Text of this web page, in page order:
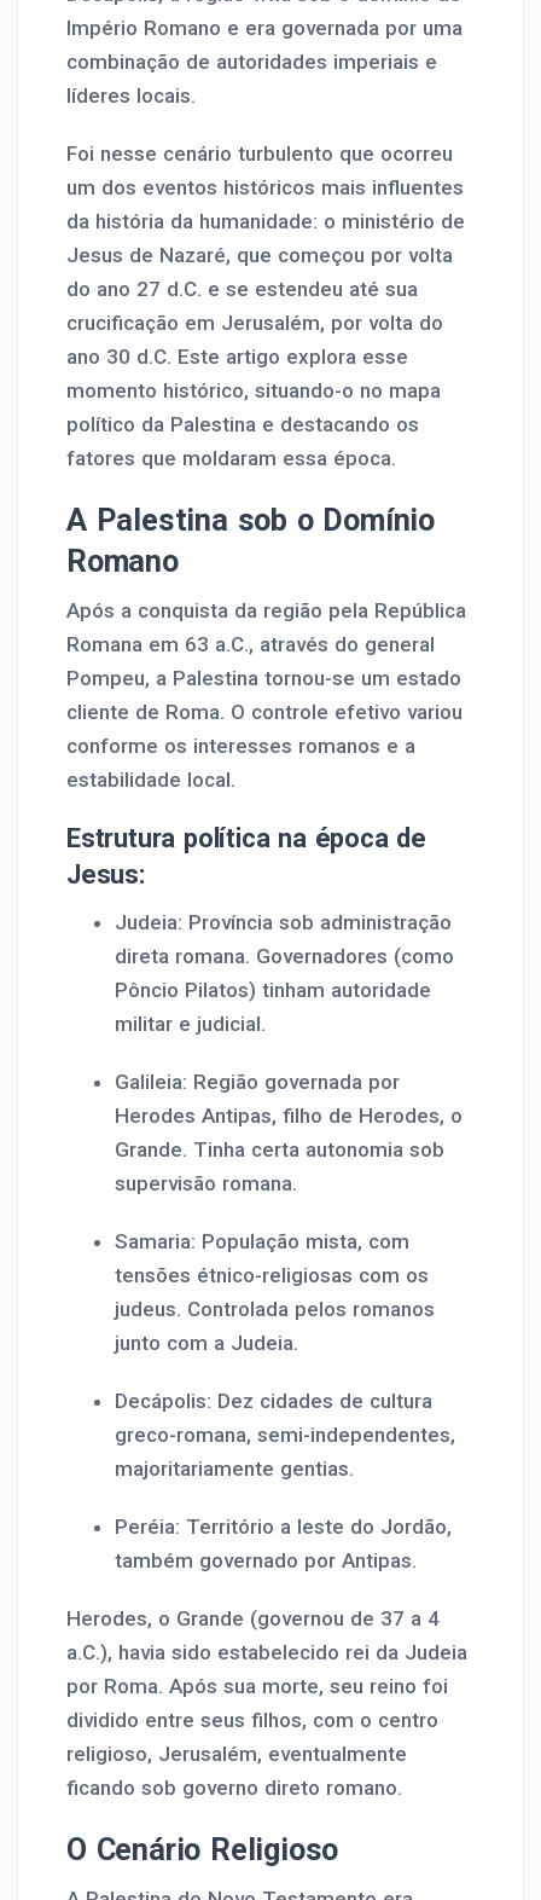
Império Romano e era governada por uma
combinação de autoridades imperiais e
líderes locais.
Foi nesse cenário turbulento que ocorreu
um dos eventos históricos mais influentes
da história da humanidade: o ministério de
Jesus de Nazaré, que começou por volta
do ano 27 d.C. e se estendeu até sua
crucificação em Jerusalém, por volta do
ano 30 d.C. Este artigo explora esse
momento histórico, situando-o no mapa
político da Palestina e destacando os
fatores que moldaram essa época.
A Palestina sob o Domínio
Romano
Após a conquista da região pela República
Romana em 63 a.C., através do general
Pompeu, a Palestina tornou-se um estado
cliente de Roma. O controle efetivo variou
conforme os interesses romanos e a
estabilidade local.
Estrutura política na época de
Jesus:
Judeia: Província sob administração
direta romana. Governadores (como
Pôncio Pilatos) tinham autoridade
militar e judicial.
Galileia: Região governada por
Herodes Antipas, filho de Herodes, o
Grande. Tinha certa autonomia sob
supervisão romana.
Samaria: População mista, com
tensões étnico-religiosas com os
judeus. Controlada pelos romanos
junto com a Judeia.
Decápolis: Dez cidades de cultura
greco-romana, semi-independentes,
majoritariamente gentias.
Peréia: Território a leste do Jordão,
também governado por Antipas.
Herodes, o Grande (governou de 37 a 4
a.C.), havia sido estabelecido rei da Judeia
por Roma. Após sua morte, seu reino foi
dividido entre seus filhos, com o centro
religioso, Jerusalém, eventualmente
ficando sob governo direto romano.
O Cenário Religioso